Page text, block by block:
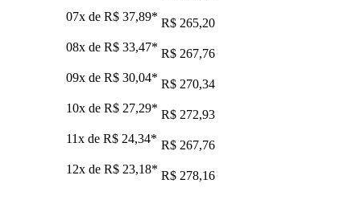
07x de R$ 37,89* R$ 265,20
08x de R$ 33,47* R$ 267,76
09x de R$ 30,04* R$ 270,34
10x de R$ 27,29* R$ 272,93
11x de R$ 24,34* R$ 267,76
12x de R$ 23,18* R$ 278,16